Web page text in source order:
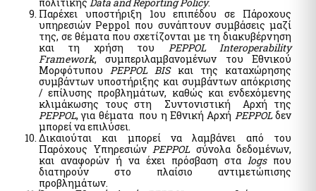
Greece
mySynigoroslive - Teleconferencing service by the Greek
Ombudsman
Other Services
Digital Register of Members of Fan Clubs
National Parliamentary and Municipal Elections 2023
National Register of Companion Animals
Pythia: Research project for the development of chatbots
technology
Special Electoral Compensation Payment Service for
Παρέχει υποστήριξη 1ου επιπέδου σε Πάροχους
υπηρεσιών Peppol που συνάπτουν συμβάσεις μαζί
της, σε θέματα που σχετίζονται με τη διακυβέρνηση
και τη χρήση του PEPPOL Interoperability
Framework, συμπεριλαμβανομένων του Εθνικού
ΜορφότυπουPEPPOL BISκαι της καταχώρησης
συμβάντων υποστήριξης και συμβάντων απόκρισης
/ επίλυσης προβλημάτων, καθώς και ενδεχόμενης
κλιμάκωσης τους στη Συντονιστική Αρχή της
PEPPOL, για θέματα που η Εθνική Αρχή PEPPOLδεν
μπορεί να επιλύσει.
Δικαιούται και μπορεί να λαμβάνει από του
Παρόχους Υπηρεσιών PEPPOLσύνολα δεδομένων,
και αναφορών ή να έχει πρόσβαση στα logsπου
διατηρούν στο πλαίσιο αντιμετώπισης
προβλημάτων.